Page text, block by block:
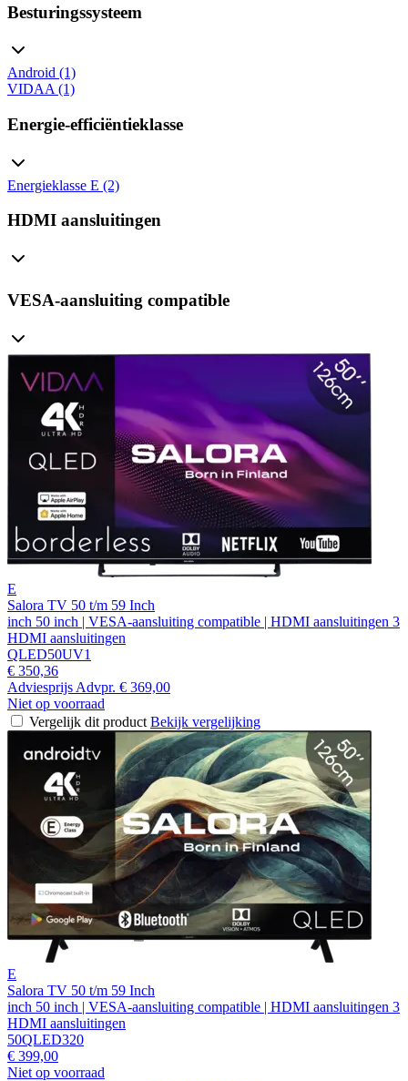
Besturingssysteem
Android (1)
VIDAA (1)
Energie-efficiëntieklasse
Energieklasse E (2)
HDMI aansluitingen
VESA-aansluiting compatible
E
Salora TV 50 t/m 59 Inch
inch 50 inch | VESA-aansluiting compatible | HDMI aansluitingen 3
HDMI aansluitingen
QLED50UV1
€ 350,36
Adviesprijs Advpr. € 369,00
Niet op voorraad
Vergelijk dit product Bekijk vergelijking
E
Salora TV 50 t/m 59 Inch
inch 50 inch | VESA-aansluiting compatible | HDMI aansluitingen 3
HDMI aansluitingen
50QLED320
€ 399,00
Niet op voorraad